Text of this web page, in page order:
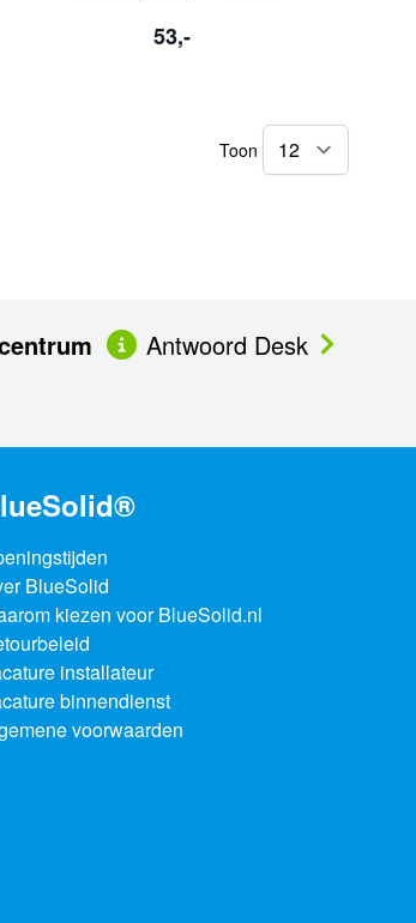
53,-
Toon
Antwoord Desk
BlueSolid
kiezen voor BlueSolid.nl
installateur
binnendienst
voorwaarden